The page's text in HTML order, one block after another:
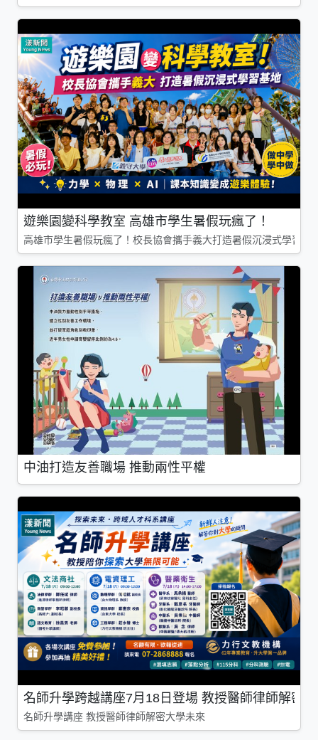
遊樂園變科學教室 高雄市學生暑假玩瘋了！
高雄市學生暑假玩瘋了！校長協會攜手義大打造暑假沉浸式學習基
中油打造友善職場 推動兩性平權
名師升學跨越講座7月18日登場 教授醫師律師解密
名師升學講座 教授醫師律師解密大學未來